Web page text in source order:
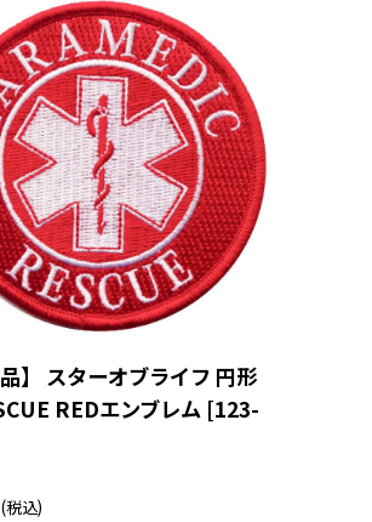
】 スターオブライフ 円形
REDエンブレム [123-
(税込)